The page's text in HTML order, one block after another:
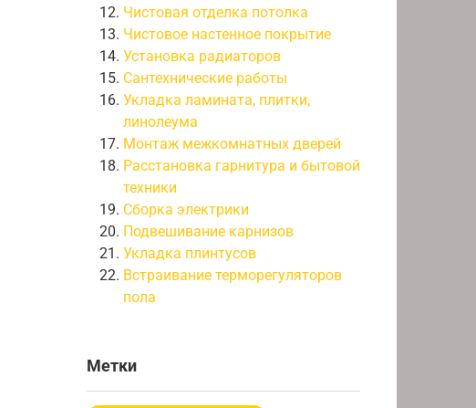
Чистовая отделка потолка
Чистовое настенное покрытие
Установка радиаторов
Сантехнические работы
Укладка ламината, плитки,
линолеума
Монтаж межкомнатных дверей
Расстановка гарнитура и бытовой
техники
Сборка электрики
Подвешивание карнизов
Укладка плинтусов
Встраивание терморегуляторов
пола
Метки